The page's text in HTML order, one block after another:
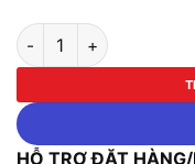
Máy siết bulon cầm tay
HỖ TRỢ ĐẶT